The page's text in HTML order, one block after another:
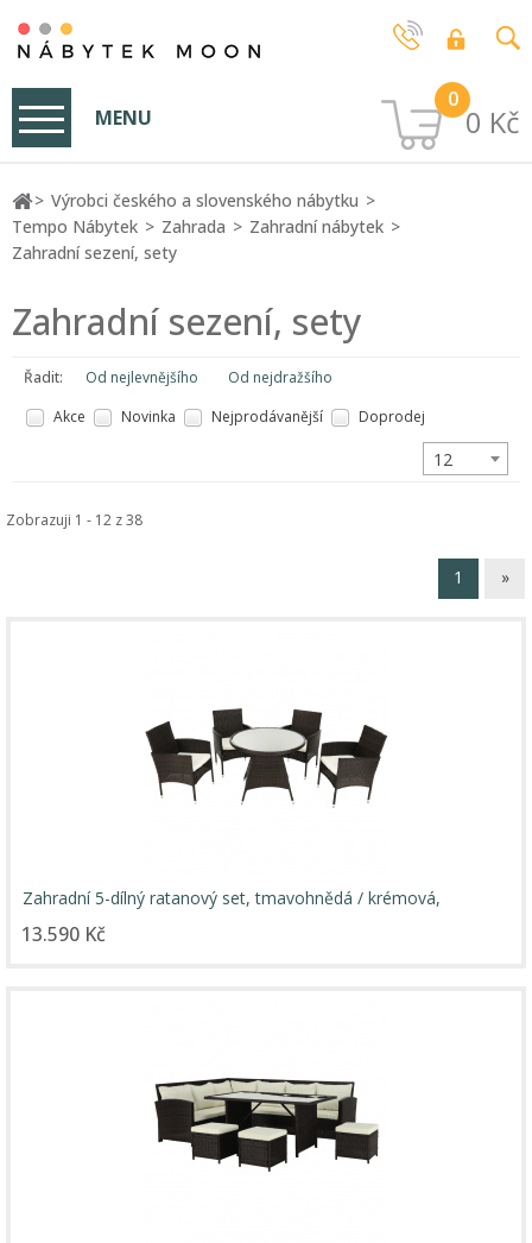
0
0 Kč
MENU
Výrobci českého a slovenského nábytku
Tempo Nábytek
Zahrada
Zahradní nábytek
Zahradní sezení, sety
Zahradní sezení, sety
Řadit: Od nejlevnějšího
Od nejdražšího
Akce
Novinka Nejprodávanější Doprodej
12
Zobrazuji 1 - 12 z 38
1 »
Zahradní 5-dílný ratanový set, tmavohnědá / krémová,
13.590 Kč